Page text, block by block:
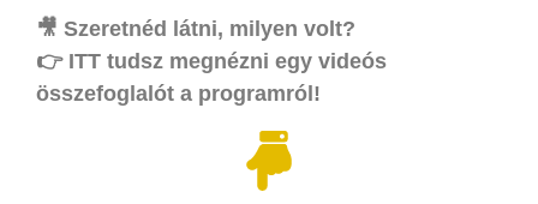
🎥 Szeretnéd látni, milyen volt?
👉 ITT tudsz megnézni egy videós
összefoglalót a programról!